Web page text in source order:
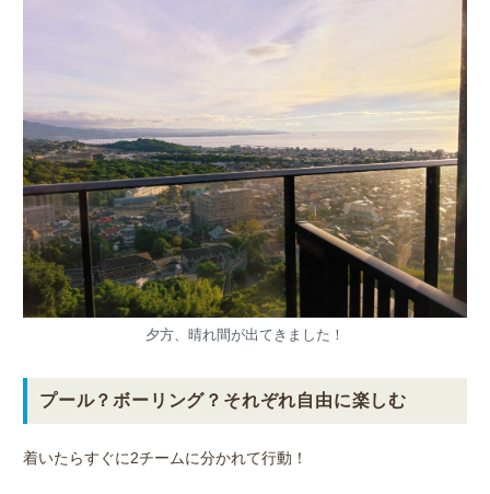
夕方、晴れ間が出てきました！
プール？ボーリング？それぞれ自由に楽しむ
着いたらすぐに2チームに分かれて行動！